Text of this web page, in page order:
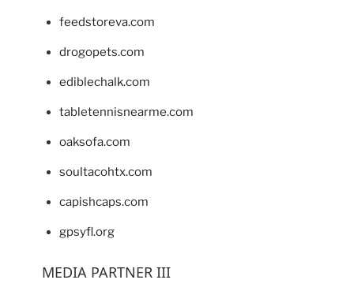
feedstoreva.com
drogopets.com
ediblechalk.com
tabletennisnearme.com
oaksofa.com
soultacohtx.com
capishcaps.com
gpsyfl.org
MEDIA PARTNER III